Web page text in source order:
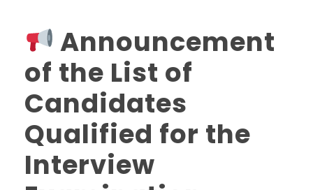
Announcement
of the List of
Candidates
Qualified for the
Interview